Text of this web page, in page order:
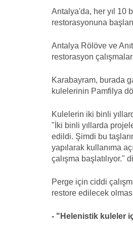
Antalya'da, her yıl 10
restorasyonuna
Antalya Rölöve ve
restorasyon
Karabayram, burada
kulelerinin Pamfilya
Kulelerin iki binli
"İki binli yıllarda
edildi. Şimdi bu
yapılarak kullanıma
çalışma başlatılıyor."
Perge için ciddi
restore edilecek
- "Helenistik kuleler